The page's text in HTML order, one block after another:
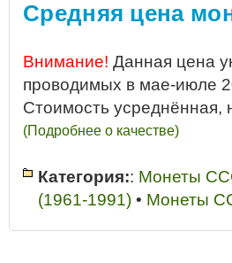
Средняя цена
Внимание! Данная цена
проводимых в мае-июле
Стоимость усреднённая,
(Подробнее о качестве)
Категория:: Монеты
(1961-1991) • Монеты